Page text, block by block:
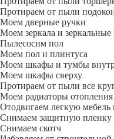
Протираем от пыли
Моем дверные ручки
Моем зеркала и зеркальные
Пылесосим пол
Моем пол и плинтуса
Моем шкафы и тумбы
Моем шкафы сверху
Протираем от пыли все
Моем радиаторы отопления
Отодвигаем легкую мебель
Снимаем защитную пленку
Снимаем скотч